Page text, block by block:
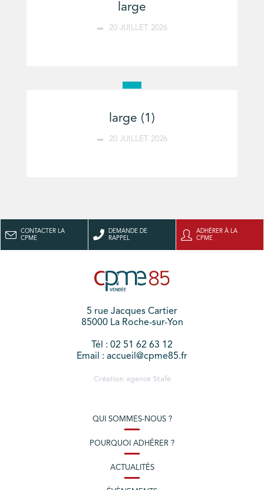
large
20 JUILLET 2026
large (1)
20 JUILLET 2026
CONTACTER LA
CPME
DEMANDE DE
RAPPEL
ADHÉRER À LA
CPME
5 rue Jacques Cartier
85000 La Roche-sur-Yon
Tél : 02 51 62 63 12
Email : accueil@cpme85.fr
Création agence Stafe
QUI SOMMES-NOUS ?
POURQUOI ADHÉRER ?
ACTUALITÉS